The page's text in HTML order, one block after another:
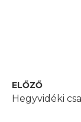
ELŐZŐ